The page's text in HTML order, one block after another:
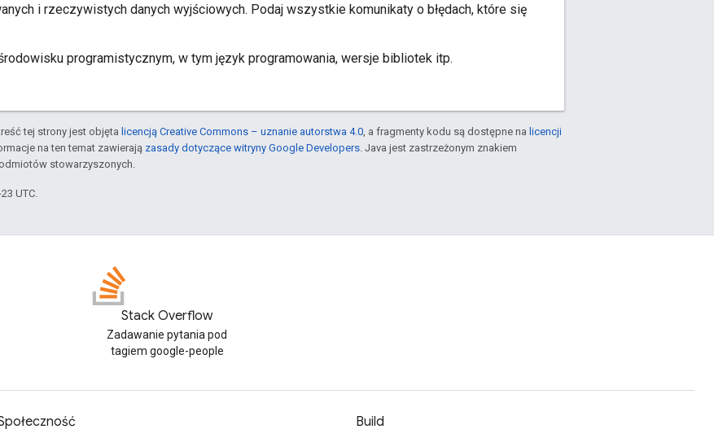
i rzeczywistych danych wyjściowych. Podaj wszystkie komunikaty o błędach, które się
programistycznym, w tym język programowania, wersje bibliotek itp.
tej strony jest objęta licencją Creative Commons – uznanie autorstwa 4.0 , a fragmenty kodu są dostępne na licencji
na ten temat zawierają zasady dotyczące witryny Google Developers . Java jest zastrzeżonym znakiem
stowarzyszonych.
UTC.
Stack Overflow
Zadawanie pytania pod
tagiem google-people
Build